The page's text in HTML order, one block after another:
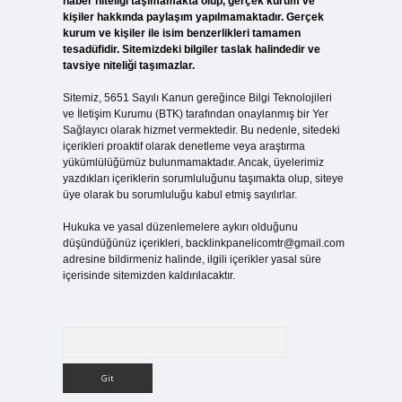
kişiler hakkında paylaşım yapılmamaktadır. Gerçek
kurum ve kişiler ile isim benzerlikleri tamamen
tesadüfidir. Sitemizdeki bilgiler taslak halindedir ve
tavsiye niteliği taşımazlar.
Sitemiz, 5651 Sayılı Kanun gereğince Bilgi Teknolojileri
ve İletişim Kurumu (BTK) tarafından onaylanmış bir Yer
Sağlayıcı olarak hizmet vermektedir. Bu nedenle, sitedeki
içerikleri proaktif olarak denetleme veya araştırma
yükümlülüğümüz bulunmamaktadır. Ancak, üyelerimiz
yazdıkları içeriklerin sorumluluğunu taşımakta olup, siteye
üye olarak bu sorumluluğu kabul etmiş sayılırlar.
Hukuka ve yasal düzenlemelere aykırı olduğunu
düşündüğünüz içerikleri, backlinkpanelicomtr@gmail.com
adresine bildirmeniz halinde, ilgili içerikler yasal süre
içerisinde sitemizden kaldırılacaktır.